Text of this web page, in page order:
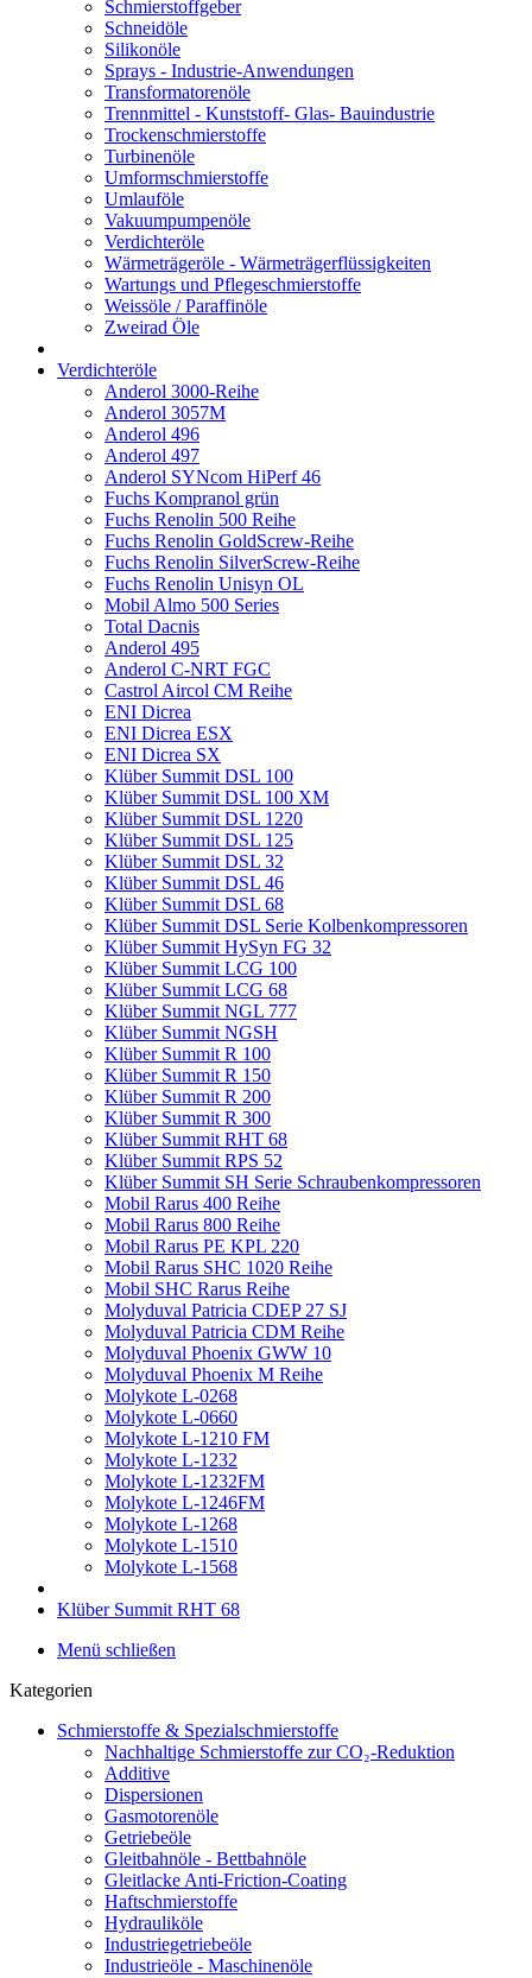
Schmierstoffgeber
Schneidöle
Silikonöle
Sprays - Industrie-Anwendungen
Transformatorenöle
Trennmittel - Kunststoff- Glas- Bauindustrie
Trockenschmierstoffe
Turbinenöle
Umformschmierstoffe
Umlauföle
Vakuumpumpenöle
Verdichteröle
Wärmeträgeröle - Wärmeträgerflüssigkeiten
Wartungs und Pflegeschmierstoffe
Weissöle / Paraffinöle
Zweirad Öle
Verdichteröle
Anderol 3000-Reihe
Anderol 3057M
Anderol 496
Anderol 497
Anderol SYNcom HiPerf 46
Fuchs Kompranol grün
Fuchs Renolin 500 Reihe
Fuchs Renolin GoldScrew-Reihe
Fuchs Renolin SilverScrew-Reihe
Fuchs Renolin Unisyn OL
Mobil Almo 500 Series
Total Dacnis
Anderol 495
Anderol C-NRT FGC
Castrol Aircol CM Reihe
ENI Dicrea
ENI Dicrea ESX
ENI Dicrea SX
Klüber Summit DSL 100
Klüber Summit DSL 100 XM
Klüber Summit DSL 1220
Klüber Summit DSL 125
Klüber Summit DSL 32
Klüber Summit DSL 46
Klüber Summit DSL 68
Klüber Summit DSL Serie Kolbenkompressoren
Klüber Summit HySyn FG 32
Klüber Summit LCG 100
Klüber Summit LCG 68
Klüber Summit NGL 777
Klüber Summit NGSH
Klüber Summit R 100
Klüber Summit R 150
Klüber Summit R 200
Klüber Summit R 300
Klüber Summit RHT 68
Klüber Summit RPS 52
Klüber Summit SH Serie Schraubenkompressoren
Mobil Rarus 400 Reihe
Mobil Rarus 800 Reihe
Mobil Rarus PE KPL 220
Mobil Rarus SHC 1020 Reihe
Mobil SHC Rarus Reihe
Molyduval Patricia CDEP 27 SJ
Molyduval Patricia CDM Reihe
Molyduval Phoenix GWW 10
Molyduval Phoenix M Reihe
Molykote L-0268
Molykote L-0660
Molykote L-1210 FM
Molykote L-1232
Molykote L-1232FM
Molykote L-1246FM
Molykote L-1268
Molykote L-1510
Molykote L-1568
Klüber Summit RHT 68
Menü schließen
Kategorien
Schmierstoffe & Spezialschmierstoffe
Nachhaltige Schmierstoffe zur CO₂-Reduktion
Additive
Dispersionen
Gasmotorenöle
Getriebeöle
Gleitbahnöle - Bettbahnöle
Gleitlacke Anti-Friction-Coating
Haftschmierstoffe
Hydrauliköle
Industriegetriebeöle
Industrieöle - Maschinenöle